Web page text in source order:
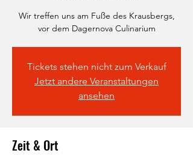
Wir treffen uns am Fuße des Krausbergs,
vor dem Dagernova Culinarium
Tickets stehen nicht zum Verkauf
Jetzt andere Veranstaltungen
ansehen
Zeit & Ort